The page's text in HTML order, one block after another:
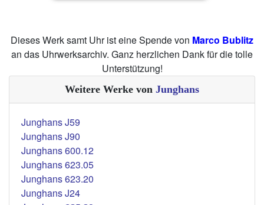
Dieses Werk samt Uhr ist eine Spende von Marco Bublitz
an das Uhrwerksarchiv. Ganz herzlichen Dank für die tolle
Unterstützung!
Weitere Werke von Junghans
Junghans J59
Junghans J90
Junghans 600.12
Junghans 623.05
Junghans 623.20
Junghans J24